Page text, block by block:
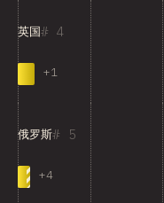
4
英国
+1
5
俄罗斯
+4